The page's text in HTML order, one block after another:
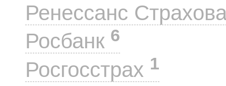
Ренессанс
Росбанк 6
Росгосстрах 1